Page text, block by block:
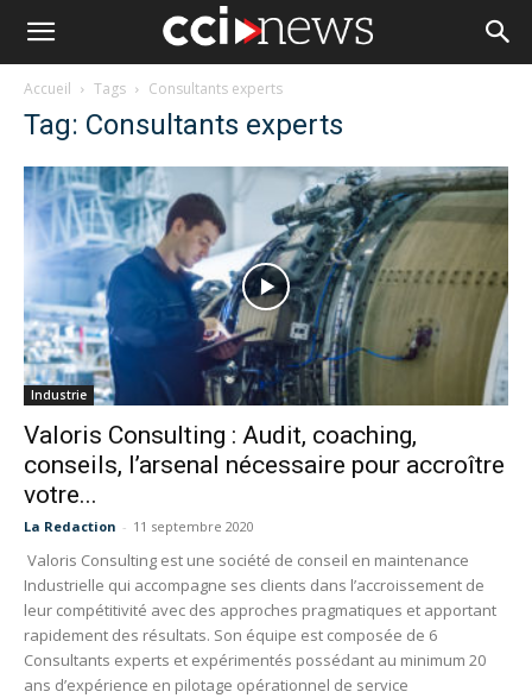
Accueil Tags Consultants experts
Tag: Consultants experts
Industrie
Valoris Consulting : Audit, coaching,
conseils, l’arsenal nécessaire pour accroître
votre...
La Redaction - 11 septembre 2020
Valoris Consulting est une société de conseil en maintenance
Industrielle qui accompagne ses clients dans l’accroissement de
leur compétitivité avec des approches pragmatiques et apportant
rapidement des résultats. Son équipe est composée de 6
Consultants experts et expérimentés possédant au minimum 20
ans d’expérience en pilotage opérationnel de service